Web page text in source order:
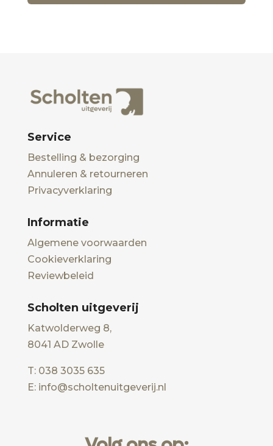
Service
Bestelling & bezorging
Annuleren & retourneren
Privacyverklaring
Informatie
Algemene voorwaarden
Cookieverklaring
Reviewbeleid
Scholten uitgeverij
Katwolderweg 8,
8041 AD Zwolle
T: 038 3035 635
E: info@scholtenuitgeverij.nl